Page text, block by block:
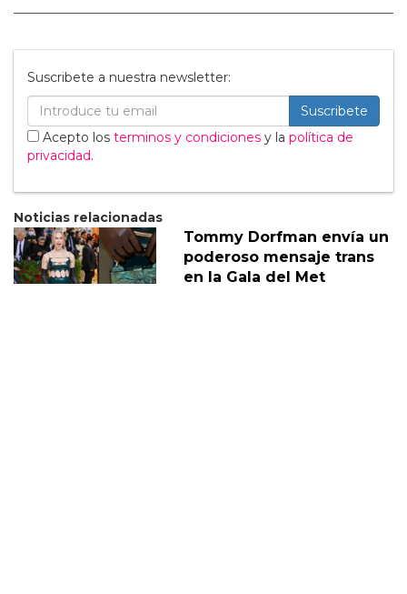
Suscribete a nuestra newsletter:
Suscribete
Acepto los terminos y condiciones y la política de
privacidad.
Noticias relacionadas
Tommy Dorfman envía un
poderoso mensaje trans
en la Gala del Met